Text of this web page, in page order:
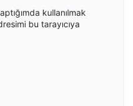
kullanılmak
bu tarayıcıya